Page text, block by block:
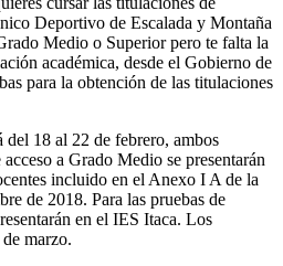
Deportivo de Escalada y Montaña
Medio o Superior pero te falta la
académica, desde el Gobierno de
para la obtención de las titulaciones
18 al 22 de febrero, ambos
a Grado Medio se presentarán
incluido en el Anexo I A de la
de 2018. Para las pruebas de
en el IES Itaca. Los
marzo.